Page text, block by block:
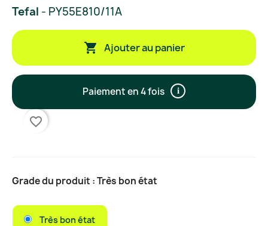
Tefal - PY55E810/11A
 Ajouter au panier
Paiement en 4 fois i
favorite_border
Grade du produit : Très bon état
Très bon état